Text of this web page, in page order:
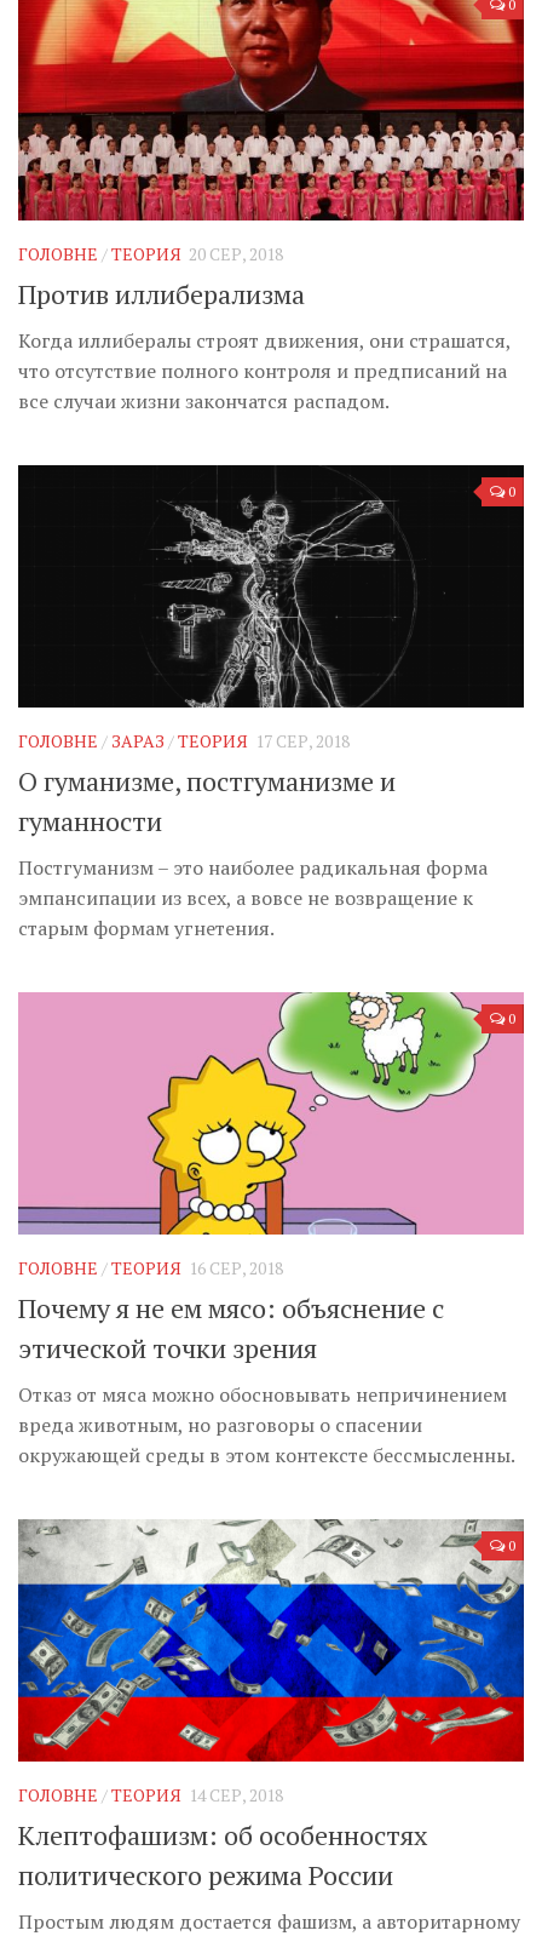
0
ГОЛОВНЕ /ТЕОРИЯ 20 СЕР, 2018
Против иллиберализма
Когда иллибералы строят движения, они страшатся,
что отсутствие полного контроля и предписаний на
все случаи жизни закончатся распадом.
0
ГОЛОВНЕ / ЗАРАЗ /ТЕОРИЯ 17 СЕР, 2018
О гуманизме, постгуманизме и
гуманности
Постгуманизм – это наиболее радикальная форма
эмпансипации из всех, а вовсе не возвращение к
старым формам угнетения.
0
ГОЛОВНЕ /ТЕОРИЯ 16 СЕР, 2018
Почему я не ем мясо: объяснение с
этической точки зрения
Отказ от мяса можно обосновывать непричинением
вреда животным, но разговоры о спасении
окружающей среды в этом контексте бессмысленны.
0
ГОЛОВНЕ /ТЕОРИЯ 14 СЕР, 2018
Клептофашизм: об особенностях
политического режима России
Простым людям достается фашизм, а авторитарному